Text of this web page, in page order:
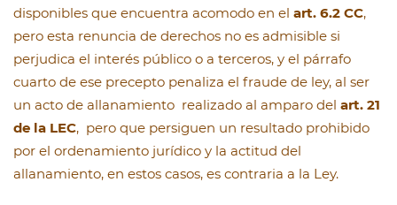
disponibles que encuentra acomodo en el art. 6.2 CC,
pero esta renuncia de derechos no es admisible si
perjudica el interés público o a terceros, y el párrafo
cuarto de ese precepto penaliza el fraude de ley, al ser
un acto de allanamiento realizado al amparo del art. 21
de la LEC, pero que persiguen un resultado prohibido
por el ordenamiento jurídico y la actitud del
allanamiento, en estos casos, es contraria a la Ley.